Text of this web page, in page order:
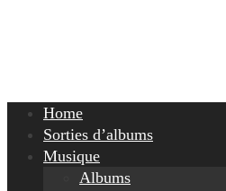
Home
Sorties d’albums
Musique
Albums